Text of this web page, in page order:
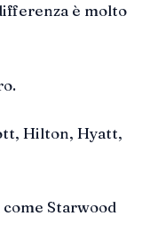
è molto
Hilton, Hyatt,
Starwood